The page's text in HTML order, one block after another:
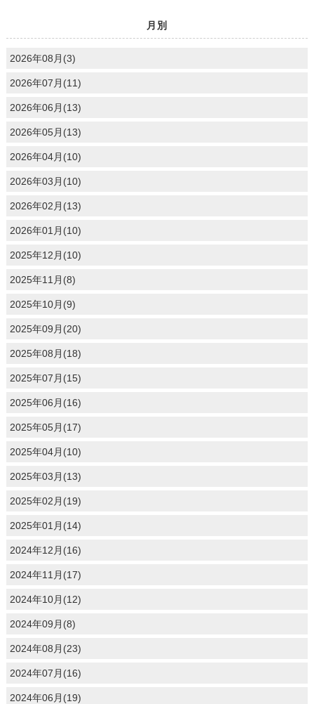
月別
2026年08月(3)
2026年07月(11)
2026年06月(13)
2026年05月(13)
2026年04月(10)
2026年03月(10)
2026年02月(13)
2026年01月(10)
2025年12月(10)
2025年11月(8)
2025年10月(9)
2025年09月(20)
2025年08月(18)
2025年07月(15)
2025年06月(16)
2025年05月(17)
2025年04月(10)
2025年03月(13)
2025年02月(19)
2025年01月(14)
2024年12月(16)
2024年11月(17)
2024年10月(12)
2024年09月(8)
2024年08月(23)
2024年07月(16)
2024年06月(19)